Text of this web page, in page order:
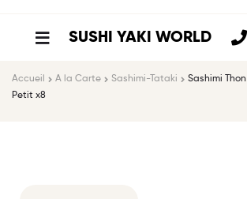
SUSHI YAKI WORLD
Accueil A la Carte Sashimi-Tataki
Sashimi Thon
Petit x8